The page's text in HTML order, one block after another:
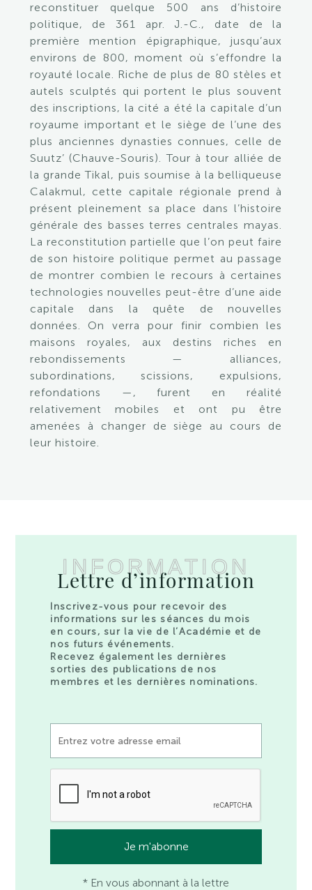
reconstituer quelque 500 ans d’histoire
politique, de 361 apr. J.-C., date de la
première mention épigraphique, jusqu’aux
environs de 800, moment où s’effondre la
royauté locale. Riche de plus de 80 stèles et
autels sculptés qui portent le plus souvent
des inscriptions, la cité a été la capitale d’un
royaume important et le siège de l’une des
plus anciennes dynasties connues, celle de
Suutz’ (Chauve-Souris). Tour à tour alliée de
la grande Tikal, puis soumise à la belliqueuse
Calakmul, cette capitale régionale prend à
présent pleinement sa place dans l’histoire
générale des basses terres centrales mayas.
La reconstitution partielle que l’on peut faire
de son histoire politique permet au passage
de montrer combien le recours à certaines
technologies nouvelles peut-être d’une aide
capitale dans la quête de nouvelles
données. On verra pour finir combien les
maisons royales, aux destins riches en
rebondissements — alliances,
subordinations, scissions, expulsions,
refondations —, furent en réalité
relativement mobiles et ont pu être
amenées à changer de siège au cours de
leur histoire.
INFORMATION
Lettre d’information
Inscrivez-vous pour recevoir des
informations sur les séances du mois
en cours, sur la vie de l’Académie et de
nos futurs événements.
Recevez également les dernières
sorties des publications de nos
membres et les dernières nominations.
* En vous abonnant à la lettre